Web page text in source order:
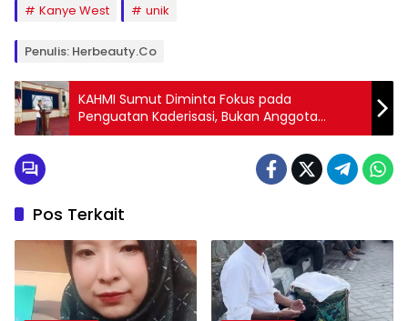
Kanye West
unik
Penulis: Herbeauty.co
KAHMI Sumut Diminta Fokus pada
Penguatan Kaderisasi, Bukan Anggota
Kehormatan
Pos Terkait